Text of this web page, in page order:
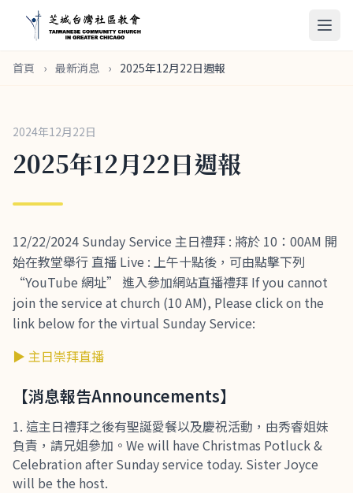
首頁 › 最新消息 › 2025年12月22日週報
2024年12月22日
2025年12月22日週報
12/22/2024 Sunday Service 主日禮拜 : 將於 10：00AM 開
始在教堂舉行 直播 Live : 上午十點後，可由點擊下列
“YouTube 網址” 進入參加網站直播禮拜 If you cannot
join the service at church (10 AM), Please click on the
link below for the virtual Sunday Service:
▶ 主日崇拜直播
【消息報告Announcements】
這主日禮拜之後有聖誕愛餐以及慶祝活動，由秀睿姐妹
負責，請兄姐參加。We will have Christmas Potluck &
Celebration after Sunday service today. Sister Joyce
will be the host.